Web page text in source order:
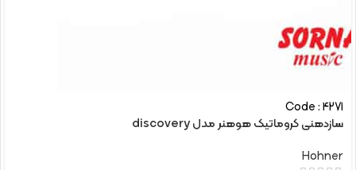
Code : 4271
سازدهنی کروماتیک هوهنر مدل discovery
Hohner